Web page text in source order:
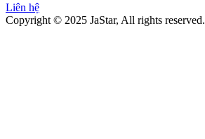
Liên hệ
Copyright © 2025 JaStar, All rights reserved.